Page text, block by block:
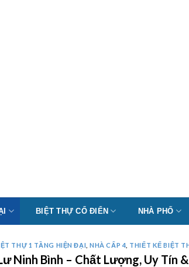
BIỆT THỰ CỔ ĐIỂN NHÀ PHỐ
THỰ 1 TẦNG HIỆN ĐẠI ,NHÀ CẤP 4 THIẾT KẾ BIỆT
Ninh Bình – Chất Lượng, Uy Tín